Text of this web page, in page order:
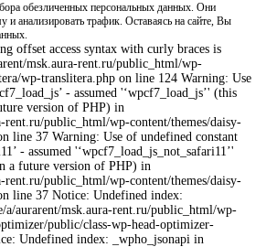
обезличенных персональных данных. Они
и анализировать трафик. Оставаясь на сайте, Вы
offset access syntax with curly braces is
msk.aura-rent.ru/public_html/wp-
wp-translitera.php on line 124 Warning: Use
- assumed '‘wpcf7_load_js’' (this
version of PHP) in
rent.ru/public_html/wp-content/themes/daisy-
line 37 Warning: Use of undefined constant
- assumed '‘wpcf7_load_js_not_safari11’'
a future version of PHP) in
rent.ru/public_html/wp-content/themes/daisy-
line 37 Notice: Undefined index:
a/aurarent/msk.aura-rent.ru/public_html/wp-
public/class-wp-head-optimizer-
Undefined index: _wpho_jsonapi in